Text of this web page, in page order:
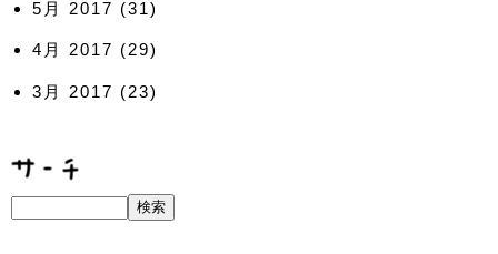
5月 2017 (31)
4月 2017 (29)
3月 2017 (23)